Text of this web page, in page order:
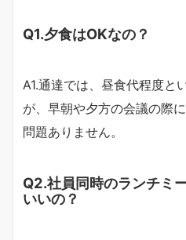
Q1.夕食はOKなの？
A1.通達では、昼食代程度と
が、早朝や夕方の会議の際
問題ありません。
Q2.社員同時のランチミ
いいの？